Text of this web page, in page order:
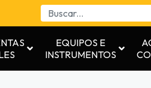
EQUIPOS E
INSTRUMENTOS